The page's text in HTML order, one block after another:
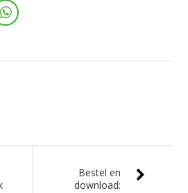
Bestel en
download: